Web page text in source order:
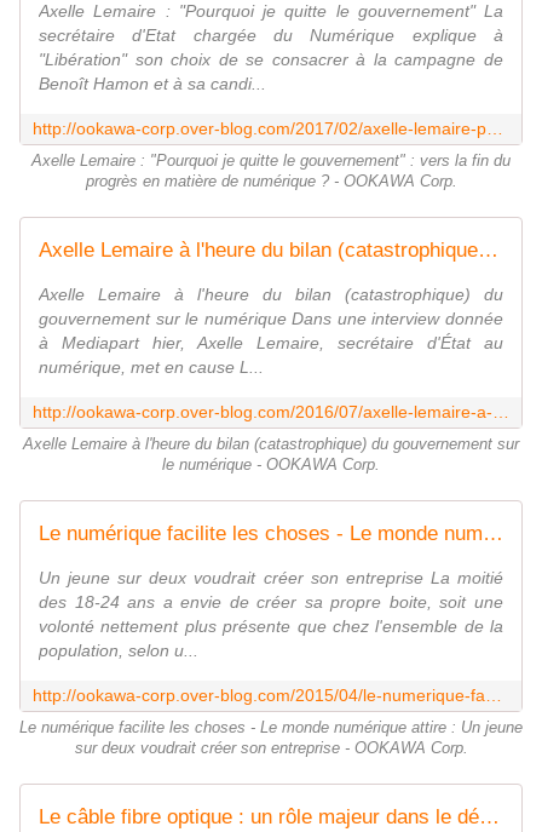
Axelle Lemaire : "Pourquoi je quitte le gouvernement" La
secrétaire d'Etat chargée du Numérique explique à
"Libération" son choix de se consacrer à la campagne de
Benoît Hamon et à sa candi...
Axelle Lemaire : "Pourquoi je quitte le gouvernement" : vers la fin du
progrès en matière de numérique ? - OOKAWA Corp.
Axelle Lemaire à l'heure du bilan (catastrophique) du gouvernement sur le numérique - OOKAWA Corp.
Axelle Lemaire à l'heure du bilan (catastrophique) du
gouvernement sur le numérique Dans une interview donnée
à Mediapart hier, Axelle Lemaire, secrétaire d'État au
numérique, met en cause L...
Axelle Lemaire à l'heure du bilan (catastrophique) du gouvernement sur
le numérique - OOKAWA Corp.
Le numérique facilite les choses - Le monde numérique attire : Un jeune sur deux voudrait créer son entreprise - OOKAWA Corp.
Un jeune sur deux voudrait créer son entreprise La moitié
des 18-24 ans a envie de créer sa propre boite, soit une
volonté nettement plus présente que chez l'ensemble de la
population, selon u...
Le numérique facilite les choses - Le monde numérique attire : Un jeune
sur deux voudrait créer son entreprise - OOKAWA Corp.
Le câble fibre optique : un rôle majeur dans le déploiement d'une infrastructure informatique - OOKAWA Corp.